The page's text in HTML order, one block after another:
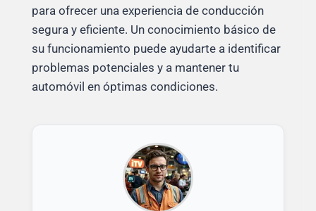
para ofrecer una experiencia de conducción
segura y eficiente. Un conocimiento básico de
su funcionamiento puede ayudarte a identificar
problemas potenciales y a mantener tu
automóvil en óptimas condiciones.